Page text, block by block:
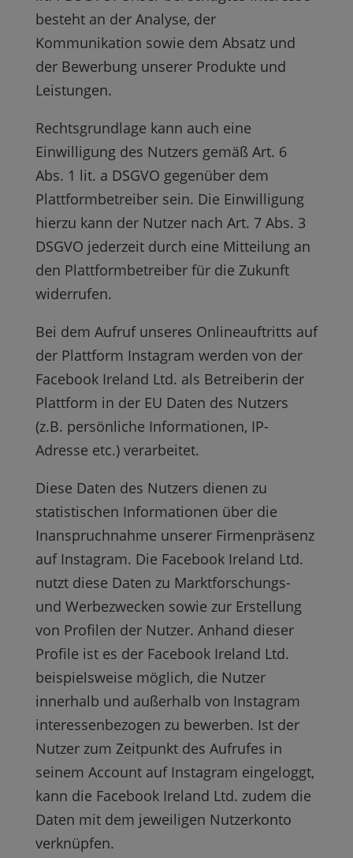
besteht an der Analyse, der
Kommunikation sowie dem Absatz und
der Bewerbung unserer Produkte und
Leistungen.
Rechtsgrundlage kann auch eine
Einwilligung des Nutzers gemäß Art. 6
Abs. 1 lit. a DSGVO gegenüber dem
Plattformbetreiber sein. Die Einwilligung
hierzu kann der Nutzer nach Art. 7 Abs. 3
DSGVO jederzeit durch eine Mitteilung an
den Plattformbetreiber für die Zukunft
widerrufen.
Bei dem Aufruf unseres Onlineauftritts auf
der Plattform Instagram werden von der
Facebook Ireland Ltd. als Betreiberin der
Plattform in der EU Daten des Nutzers
(z.B. persönliche Informationen, IP-
Adresse etc.) verarbeitet.
Diese Daten des Nutzers dienen zu
statistischen Informationen über die
Inanspruchnahme unserer Firmenpräsenz
auf Instagram. Die Facebook Ireland Ltd.
nutzt diese Daten zu Marktforschungs-
und Werbezwecken sowie zur Erstellung
von Profilen der Nutzer. Anhand dieser
Profile ist es der Facebook Ireland Ltd.
beispielsweise möglich, die Nutzer
innerhalb und außerhalb von Instagram
interessenbezogen zu bewerben. Ist der
Nutzer zum Zeitpunkt des Aufrufes in
seinem Account auf Instagram eingeloggt,
kann die Facebook Ireland Ltd. zudem die
Daten mit dem jeweiligen Nutzerkonto
verknüpfen.